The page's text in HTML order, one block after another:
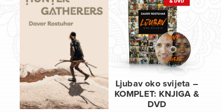
Ljubav oko svijeta –
KOMPLET: KNJIGA &
DVD